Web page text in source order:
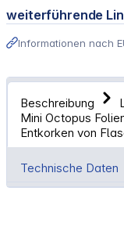
weiterführende
Informationen nach
Beschreibung
Mini Octopus
Entkorken von
Technische Daten